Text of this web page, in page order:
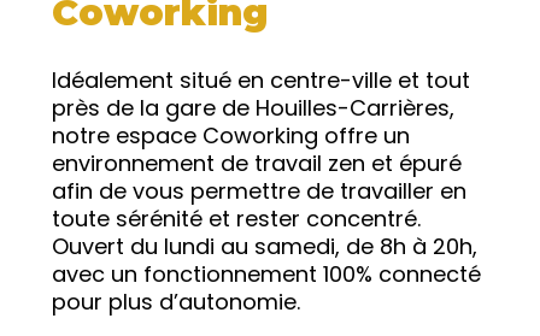
Coworking
Idéalement situé en centre-ville et tout
près de la gare de Houilles-Carrières,
notre espace Coworking offre un
environnement de travail zen et épuré
afin de vous permettre de travailler en
toute sérénité et rester concentré.
Ouvert du lundi au samedi, de 8h à 20h,
avec un fonctionnement 100% connecté
pour plus d’autonomie.